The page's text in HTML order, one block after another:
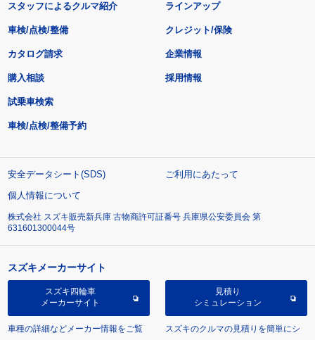
スタッフによるクルマ紹介 ラインアップ
車検/点検/整備 クレジット/保険
カタログ請求
購入相談
試乗車検索
車検/点検/整備予約
企業情報
採用情報
安全データシート(SDS)
ご利用にあたって
個人情報について
株式会社 スズキ販売新兵庫 古物商許可証番号 兵庫県公安委員会 第
631601300044号
スズキメーカーサイト
スズキ四輪車
メーカーサイト
車種の詳細などメーカー情報をご覧
見積り
シミュレーション
スズキのクルマの見積りを簡単にシ